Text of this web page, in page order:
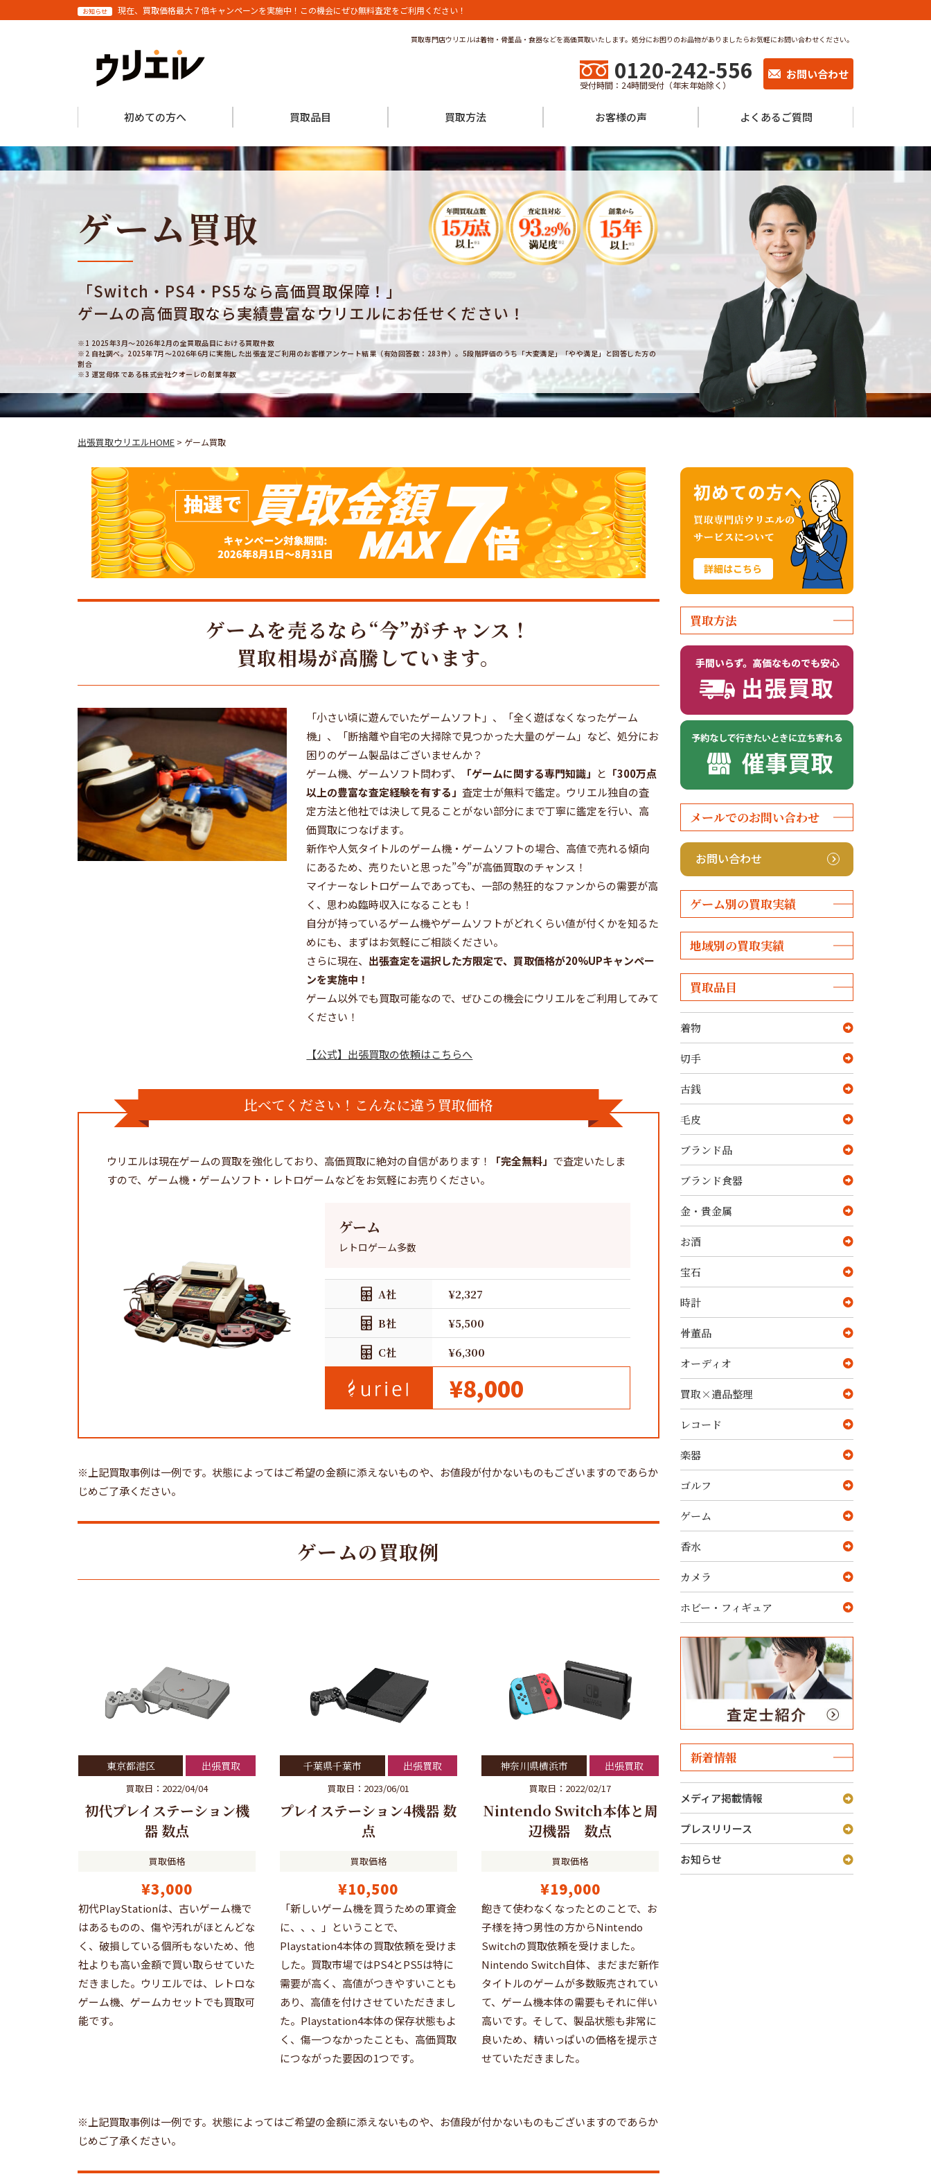
お知らせ 現在、買取価格最大７倍キャンペーンを実施中！この機会にぜひ無料査定をご利用ください！
買取専門店ウリエルは着物・骨董品・食器などを高価買取いたします。処分にお困りのお品物がありましたらお気軽にお問い合わせください。
0120-242-556
受付時間：24時間受付（年末年始除く）
お問い合わせ
初めての方へ 買取品目 買取方法 お客様の声 よくあるご質問
ゲーム買取
「Switch・PS4・PS5なら高価買取保障！」
ゲームの高価買取なら実績豊富なウリエルにお任せください！
※1 2025年3月～2026年2月の全買取品目における買取件数
※2 自社調べ。2025年7月～2026年6月に実施した出張査定ご利用のお客様アンケート結果（有効回答数：283件）。5段階評価のうち「大変満足」「やや満足」と回答した方の
割合
※3 運営母体である株式会社クオーレの創業年数
出張買取ウリエルHOME > ゲーム買取
ゲームを売るなら“今”がチャンス！
買取相場が高騰しています。
「小さい頃に遊んでいたゲームソフト」、「全く遊ばなくなったゲーム
機」、「断捨離や自宅の大掃除で見つかった大量のゲーム」など、処分にお
困りのゲーム製品はございませんか？
ゲーム機、ゲームソフト問わず、
「ゲームに関する専門知識」 と 「300万点
以上の豊富な査定経験を有する」査定士が無料で鑑定。ウリエル独自の査
定方法と他社では決して見ることがない部分にまで丁寧に鑑定を行い、高
価買取につなげます。
新作や人気タイトルのゲーム機・ゲームソフトの場合、高値で売れる傾向
にあるため、売りたいと思った”今”が高価買取のチャンス！
マイナーなレトロゲームであっても、一部の熱狂的なファンからの需要が高
く、思わぬ臨時収入になることも！
自分が持っているゲーム機やゲームソフトがどれくらい値が付くかを知るた
めにも、まずはお気軽にご相談ください。
さらに現在、 出張査定を選択した方限定で、買取価格が20%UPキャンペー
ンを実施中！
ゲーム以外でも買取可能なので、ぜひこの機会にウリエルをご利用してみて
ください！
【公式】出張買取の依頼はこちらへ
比べてください！こんなに違う買取価格
ウリエルは現在ゲームの買取を強化しており、高価買取に絶対の自信があります！ 「完全無料」 で査定いたしま
すので、ゲーム機・ゲームソフト・レトロゲームなどをお気軽にお売りください。
ゲーム
レトロゲーム多数
A社
¥2,327
B社
¥5,500
C社
¥6,300
¥8,000
※上記買取事例は一例です。状態によってはご希望の金額に添えないものや、お値段が付かないものもございますのであらか
じめご了承ください。
ゲームの買取例
東京都港区 出張買取
買取日：2022/04/04
初代プレイステーション機
器 数点
買取価格
¥3,000
初代PlayStationは、古いゲーム機で
はあるものの、傷や汚れがほとんどな
く、破損している個所もないため、他
社よりも高い金額で買い取らせていた
だきました。ウリエルでは、レトロな
ゲーム機、ゲームカセットでも買取可
能です。
千葉県千葉市 出張買取
買取日：2023/06/01
プレイステーション4機器 数
点
買取価格
¥10,500
「新しいゲーム機を買うための軍資金
に、、、」ということで、
Playstation4本体の買取依頼を受けま
した。買取市場ではPS4とPS5は特に
需要が高く、高値がつきやすいことも
あり、高値を付けさせていただきまし
た。Playstation4本体の保存状態もよ
く、傷一つなかったことも、高価買取
につながった要因の1つです。
神奈川県横浜市 出張買取
買取日：2022/02/17
Nintendo Switch本体と周
辺機器 数点
買取価格
¥19,000
飽きて使わなくなったとのことで、お
子様を持つ男性の方からNintendo
Switchの買取依頼を受けました。
Nintendo Switch自体、まだまだ新作
タイトルのゲームが多数販売されてい
て、ゲーム機本体の需要もそれに伴い
高いです。そして、製品状態も非常に
良いため、精いっぱいの価格を提示さ
せていただきました。
※上記買取事例は一例です。状態によってはご希望の金額に添えないものや、お値段が付かないものもございますのであらか
じめご了承ください。
買取方法
メールでのお問い合わせ
お問い合わせ
ゲーム別の買取実績
地域別の買取実績
買取品目
着物
切手
古銭
毛皮
ブランド品
ブランド食器
金・貴金属
お酒
宝石
時計
骨董品
オーディオ
買取×遺品整理
レコード
楽器
ゴルフ
ゲーム
香水
カメラ
ホビー・フィギュア
新着情報
メディア掲載情報
プレスリリース
お知らせ